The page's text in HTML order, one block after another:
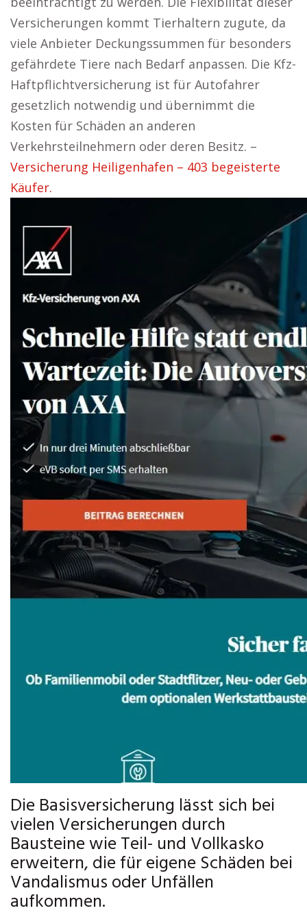
Versicherungen kommt Tierhaltern zugute, da
viele Anbieter Deckungssummen für besonders
gefährdete Tiere nach Bedarf anpassen. Die Kfz-
Haftpflichtversicherung ist für Autofahrer
gesetzlich notwendig und übernimmt die
Kosten für Schäden an anderen
Verkehrsteilnehmern oder deren Besitz. –
Versicherung Heiligenhafen – 403 begeisterte
Käufer.
Die Basisversicherung lässt sich bei
vielen Versicherungen durch
Bausteine wie Teil- und Vollkasko
erweitern, die für eigene Schäden bei
Vandalismus oder Unfällen
aufkommen.